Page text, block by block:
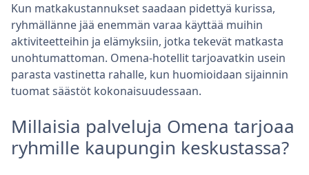
Kun matkakustannukset saadaan pidettyä kurissa,
ryhmällänne jää enemmän varaa käyttää muihin
aktiviteetteihin ja elämyksiin, jotka tekevät matkasta
unohtumattoman. Omena-hotellit tarjoavatkin usein
parasta vastinetta rahalle, kun huomioidaan sijainnin
tuomat säästöt kokonaisuudessaan.
Millaisia palveluja Omena tarjoaa
ryhmille kaupungin keskustassa?